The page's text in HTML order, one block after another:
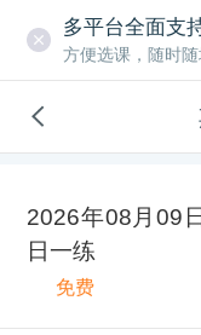
多平台全面支
方便选课，随时随
2026年08月09
日一练
免费